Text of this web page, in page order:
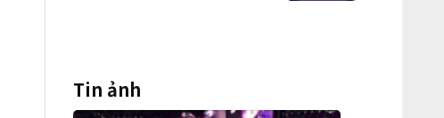
Tin ảnh